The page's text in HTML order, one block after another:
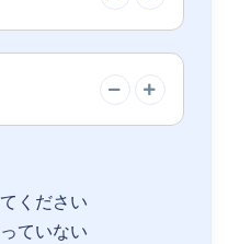
ください
ていない